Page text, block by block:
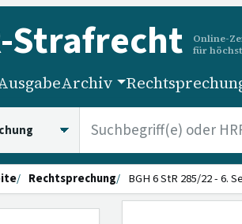
-Strafrecht
Online-
für
Archiv
Rechtsprechung BGH 6 StR 285/22 - 6.